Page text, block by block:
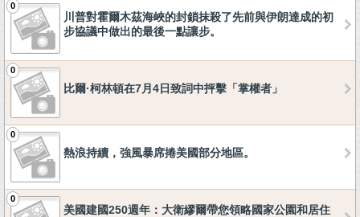
0
川普對霍爾木茲海峽的封鎖抹殺了先前與伊朗達成的初
步協議中做出的最後一點讓步。
0
比爾·柯林頓在7月4日致詞中抨擊「掌權者」
0
熱浪持續，強風暴席捲美國部分地區。
0
美國建國250週年：大衛繆爾帶您領略國家公園和居住